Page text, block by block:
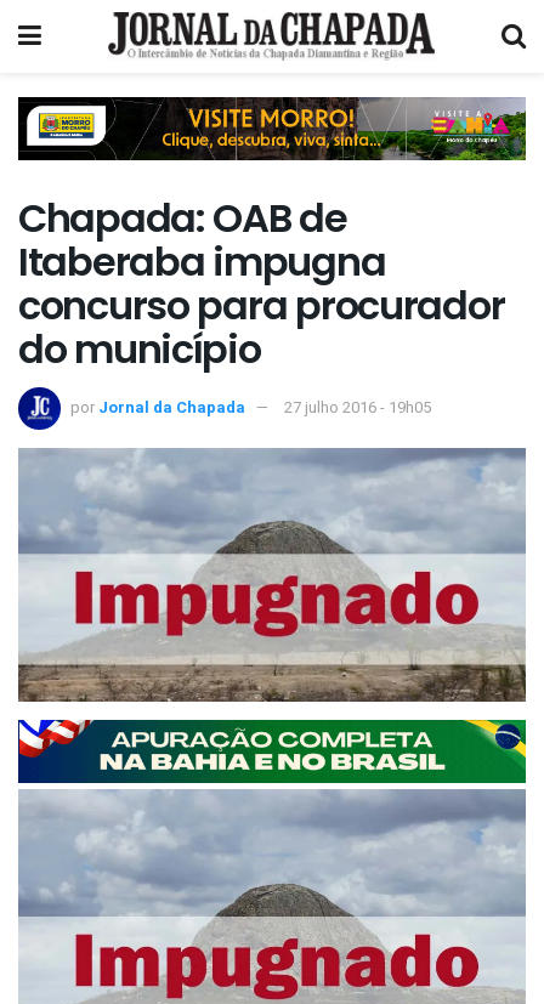
Chapada: OAB de
Itaberaba impugna
concurso para procurador
do município
por Jornal da Chapada 27 julho 2016 - 19h05